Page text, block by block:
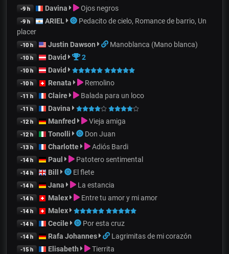
-9 h Davina Ojos negros
-9 h ARIEL
Pedacito de cielo, Romance de barrio, Un
placer
-10 h Justin Dawson Manoblanca (Mano blanca)
-10 h David 2
-10 h David
-10 h Renata Remolino
-11 h Claire Balada para un loco
-11 h Davina
-12 h Manfred Vieja amiga
-12 h Tonolli Don Juan
-13 h Charlotte Adiós Bardi
-14 h Paul Patotero sentimental
-14 h Bill El flete
-14 h Jana La estancia
-14 h Malex Entre tu amor y mi amor
-14 h Malex
-14 h Cecile Por esta cruz
-14 h Rafa Johannes Lagrimitas de mi corazón
-15 h Elisabeth Tierrita